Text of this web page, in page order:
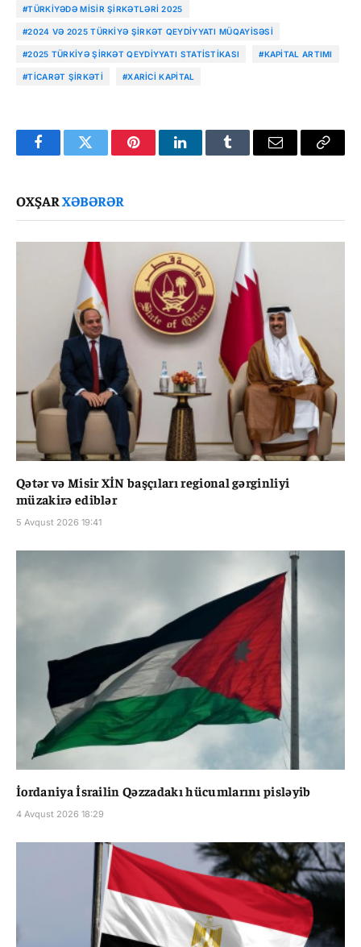
#TÜRKIYƏDƏ MISIR ŞIRKƏTLƏRI 2025
#2024 VƏ 2025 TÜRKIYƏ ŞIRKƏT QEYDIYYATI MÜQAYISƏSI
#2025 TÜRKIYƏ ŞIRKƏT QEYDIYYATI STATISTIKASI #KAPITAL ARTIMI
#TICARƏT ŞIRKƏTI #XARICI KAPITAL
FacebookTwitter PinterestLinkedInTumblr Email
Copy
OXŞARXƏBƏRƏR
Qətər və Misir XİN başçıları regional gərginliyi
müzakirə ediblər
5 Avqust 2026 19:41
İordaniya İsrailin Qəzzadakı hücumlarını pisləyib
4 Avqust 2026 18:29